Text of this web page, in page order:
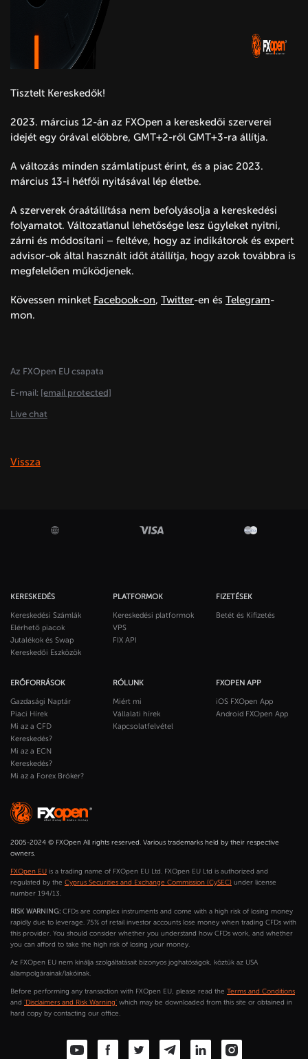
Tisztelt Kereskedők!
2023. március 12-án az FXOpen a kereskedői szerverei
idejét egy órával előbbre, GMT+2-ről GMT+3-ra állítja.
A változás minden számlatípust érint, és a piac 2023.
március 13-i hétfői nyitásával lép életbe.
A szerverek óraátállítása nem befolyásolja a kereskedési
folyamatot. Változatlanul lehetősége lesz ügyleket nyitni,
zárni és módosítani – feltéve, hogy az indikátorok és expert
advisor-ok által használt időt átállítja, hogy azok továbbra is
megfelelően működjenek.
Kövessen minket Facebook-on, Twitter-en és Telegram-
mon.
Az FXOpen EU csapata
E-mail: [email protected]
Live chat
Vissza
KERESKEDÉS
Kereskedési Számlák
Elérhető piacok
Jutalékok és Swap
Kereskedői Eszközök
PLATFORMOK
Kereskedési platformok
VPS
FIX API
FIZETÉSEK
Betét és Kifizetés
ERŐFORRÁSOK
Gazdasági Naptár
Piaci Hírek
Mi az a CFD
Kereskedés?
Mi az a ECN
Kereskedés?
Mi az a Forex Bróker?
RÓLUNK
Miért mi
Vállalati hírek
Kapcsolatfelvétel
FXOPEN APP
iOS FXOpen App
Android FXOpen App
2005-2024 © FXOpen All rights reserved. Various trademarks held by their respective
owners.
FXOpen EU is a trading name of FXOpen EU Ltd. FXOpen EU Ltd is authorized and
regulated by the Cyprus Securities and Exchange Commission (CySEC) under license
number 194/13.
RISK WARNING: CFDs are complex instruments and come with a high risk of losing money
rapidly due to leverage. 75% of retail investor accounts lose money when trading CFDs with
this provider. You should consider whether you understand how CFDs work, and whether
you can afford to take the high risk of losing your money.
Az FXOpen EU nem kínálja szolgáltatásait bizonyos joghatóságok, köztük az USA
állampolgárainak/lakóinak.
Before performing any transaction with FXOpen EU, please read the Terms and Conditions
and 'Disclaimers and Risk Warning' which may be downloaded from this site or obtained in
hard copy by contacting our office.